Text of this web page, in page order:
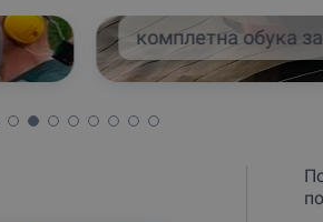
комплетна обука